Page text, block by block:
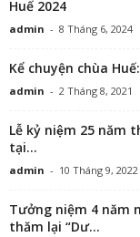
Huế 2024
admin - 8 Tháng 6, 2024
Kể chuyện chùa
admin - 2 Tháng 8, 2021
Lễ kỷ niệm 25 năm
tại...
admin - 10 Tháng 9, 2022
Tưởng niệm 4 năm
thăm lại “Dư...